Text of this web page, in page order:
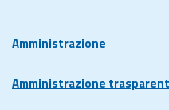
Amministrazione
Amministrazione